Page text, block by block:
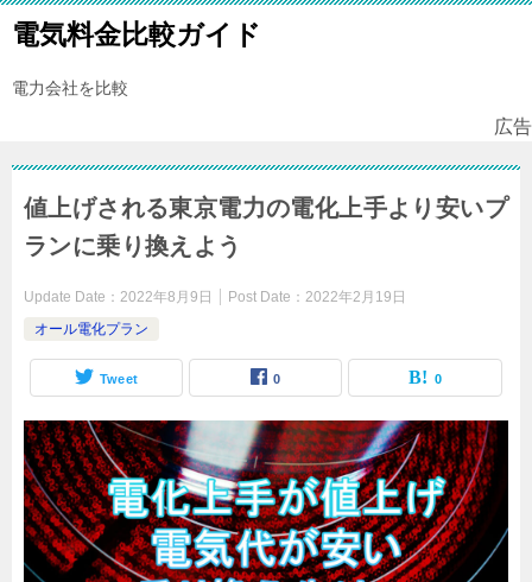
電気料金比較ガイド
電力会社を比較
広告
値上げされる東京電力の電化上手より安いプ
ランに乗り換えよう
Update Date： 2022年8月9日 Post Date： 2022年2月19日
オール電化プラン
Tweet 0 0